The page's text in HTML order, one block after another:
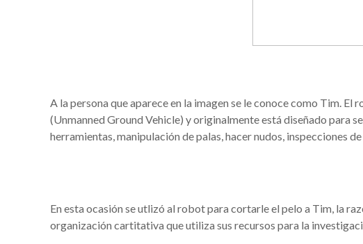
A la persona que aparece en la imagen se le conoce como Tim.
(Unmanned Ground Vehicle) y originalmente está diseñado para
herramientas, manipulación de palas, hacer nudos, inspecciones
En esta ocasión se utlizó al robot para cortarle el pelo a Tim, la
organización cartitativa que utiliza sus recursos para la